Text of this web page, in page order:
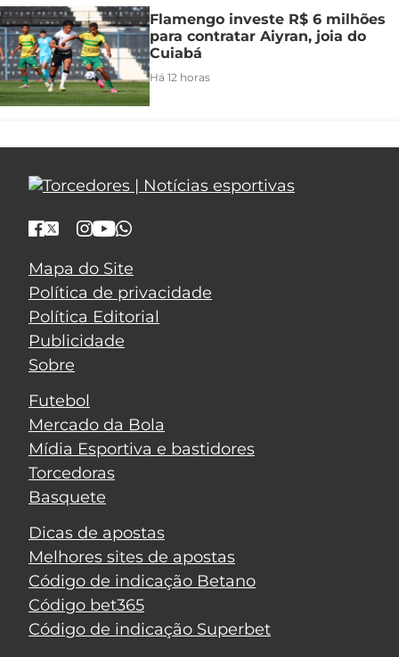
Flamengo investe R$ 6 milhões
para contratar Aiyran, joia do
Cuiabá
Há 12 horas
Mapa do Site
Política de privacidade
Política Editorial
Publicidade
Sobre
Futebol
Mercado da Bola
Mídia Esportiva e bastidores
Torcedoras
Basquete
Dicas de apostas
Melhores sites de apostas
Código de indicação Betano
Código bet365
Código de indicação Superbet